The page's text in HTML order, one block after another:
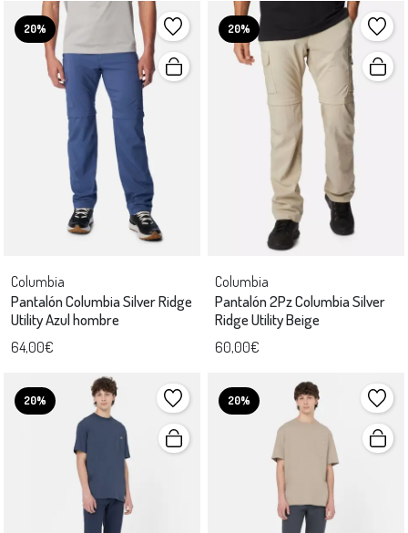
20%
Columbia
Pantalón Columbia Silver Ridge
Utility Azul hombre
64,00€
20%
Columbia
Pantalón 2Pz Columbia Silver
Ridge Utility Beige
60,00€
20% 20%